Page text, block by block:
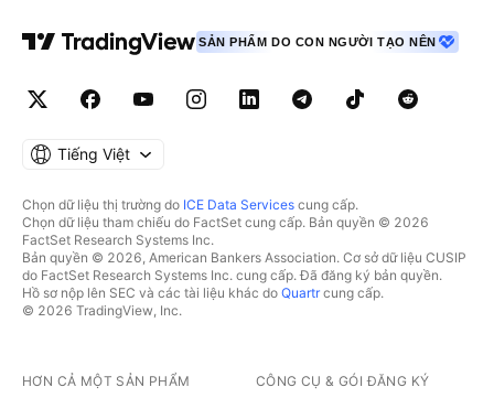
SẢN PHẨM DO CON NGƯỜI TẠO NÊN
Tiếng Việt
Chọn dữ liệu thị trường do ICE Data Services cung cấp.
Chọn dữ liệu tham chiếu do FactSet cung cấp. Bản quyền © 2026
FactSet Research Systems Inc.
Bản quyền © 2026, American Bankers Association. Cơ sở dữ liệu CUSIP
do FactSet Research Systems Inc. cung cấp. Đã đăng ký bản quyền.
Hồ sơ nộp lên SEC và các tài liệu khác do Quartrcung cấp.
© 2026 TradingView, Inc.
HƠN CẢ MỘT SẢN PHẨM CÔNG CỤ & GÓI ĐĂNG KÝ